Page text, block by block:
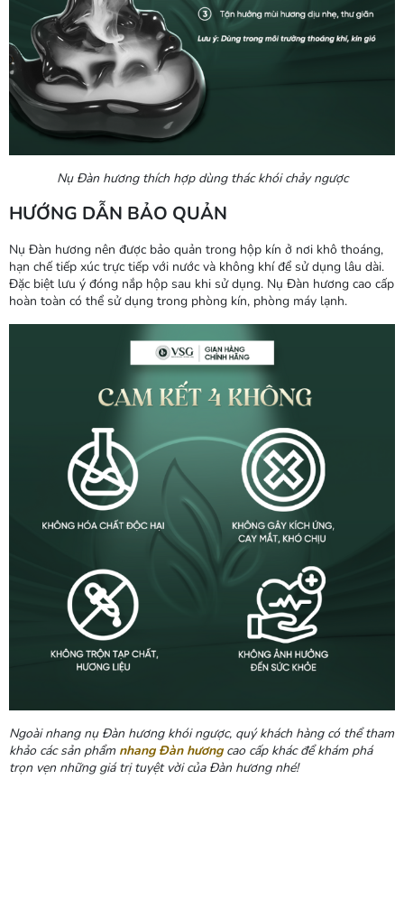
Nụ Đàn hương thích hợp dùng thác khói chảy ngược
HƯỚNG DẪN BẢO QUẢN
Nụ Đàn hương nên được bảo quản trong hộp kín ở nơi khô thoáng,
hạn chế tiếp xúc trực tiếp với nước và không khí để sử dụng lâu dài.
Đặc biệt lưu ý đóng nắp hộp sau khi sử dụng. Nụ Đàn hương cao cấp
hoàn toàn có thể sử dụng trong phòng kín, phòng máy lạnh.
Ngoài nhang nụ Đàn hương khói ngược, quý khách hàng có thể tham
khảo các sản phẩm nhang Đàn hươngcao cấp khác để khám phá
trọn vẹn những giá trị tuyệt vời của Đàn hương nhé!